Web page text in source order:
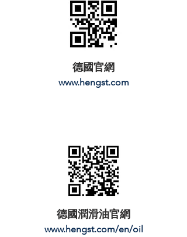
德國官網
www.hengst.com
德國潤滑油官網
www.hengst.com/en/oil